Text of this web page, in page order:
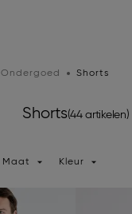
Ondergoed Shorts
Shorts(44 artikelen)
Maat Kleur